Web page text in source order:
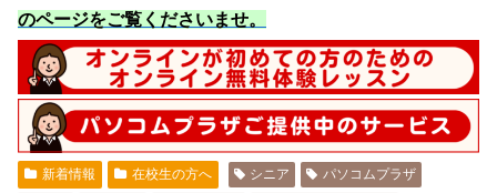
のページをご覧くださいませ。
新着情報 在校生の方へ シニア
パソコムプラザ